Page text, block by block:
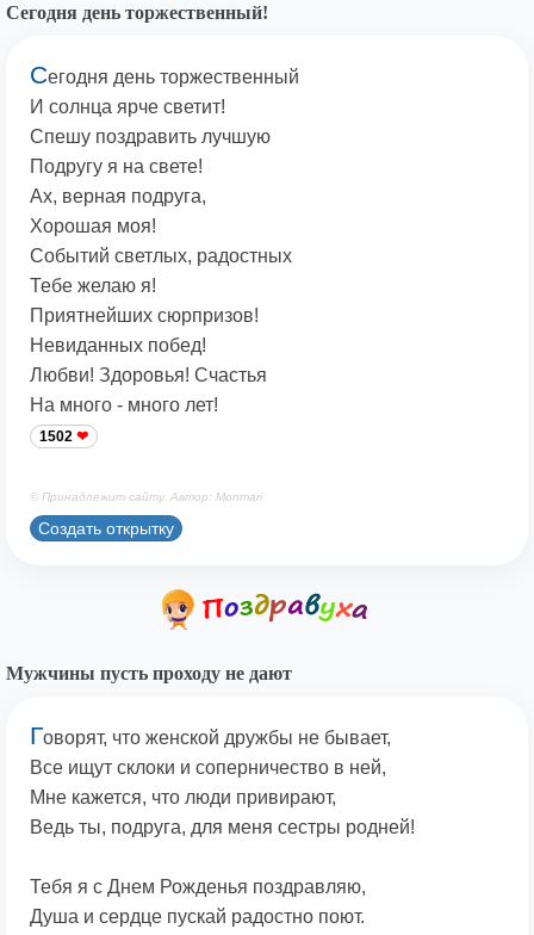
Сегодня день торжественный!
Сегодня день торжественный
И солнца ярче светит!
Спешу поздравить лучшую
Подругу я на свете!
Ах, верная подруга,
Хорошая моя!
Событий светлых, радостных
Тебе желаю я!
Приятнейших сюрпризов!
Невиданных побед!
Любви! Здоровья! Счастья
На много - много лет!
1502
© Принадлежит сайту. Автор: Monmari
Создать открытку
Мужчины пусть проходу не дают
Говорят, что женской дружбы не бывает,
Все ищут склоки и соперничество в ней,
Мне кажется, что люди привирают,
Ведь ты, подруга, для меня сестры родней!
Тебя я с Днем Рожденья поздравляю,
Душа и сердце пускай радостно поют.